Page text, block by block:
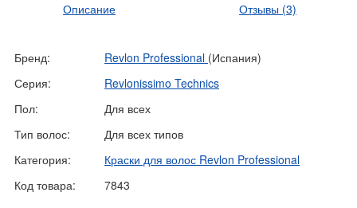
Описание Отзывы (3)
Бренд: Revlon Professional (Испания)
Серия:
Revlonissimo Technics
Пол:
Для всех
Тип волос:
Для всех типов
Категория:
Краски для волос Revlon Professional
Код товара:
7843